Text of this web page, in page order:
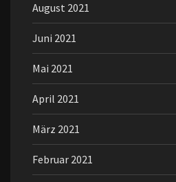
August 2021
Juni 2021
Mai 2021
April 2021
März 2021
Februar 2021